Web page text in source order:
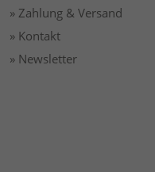
» Zahlung & Versand
» Kontakt
» Newsletter